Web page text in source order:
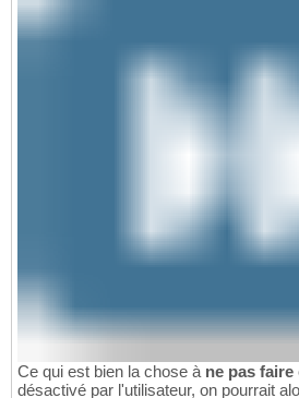
Ce qui est bien la chose à ne pas faire
désactivé par l'utilisateur, on pourrait